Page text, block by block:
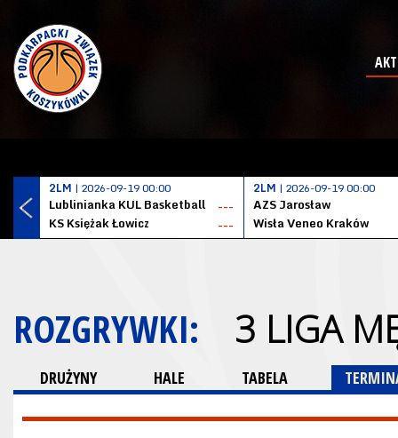
2LM | 2026-09-19 00:00
Lublinianka KUL Basketball
---
KS Księżak Łowicz
---
2LM | 2026-09-19 00:00
AZS Jarosław
Wisła Veneo Kraków
ROZGRYWKI: 3 LIGA
DRUŻYNY HALE TABELA